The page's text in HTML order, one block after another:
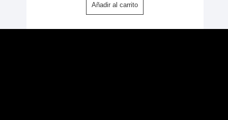
Añadir al carrito